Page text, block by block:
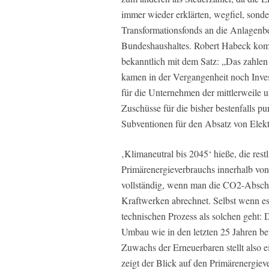
immer wieder erklärten, wegfiel,
Transformationsfonds an die
Bundeshaushaltes. Robert Habeck
bekanntlich mit dem Satz: „Das
kamen in der Vergangenheit noch
für die Unternehmen der mittlerweile
Zuschüsse für die bisher bestenfalls
Subventionen für den Absatz von
‚Klimaneutral bis 2045‘ hieße, die
Primärenergieverbrauchs innerhalb
vollständig, wenn man die CO2-
Kraftwerken abrechnet. Selbst wenn
technischen Prozess als solchen
Umbau wie in den letzten 25 Jahren
Zuwachs der Erneuerbaren stellt also
zeigt der Blick auf den